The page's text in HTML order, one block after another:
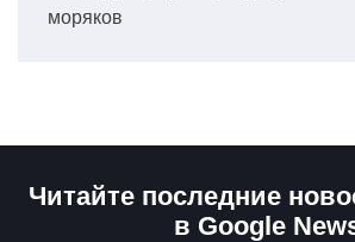
моряков
Читайте последние
в Google